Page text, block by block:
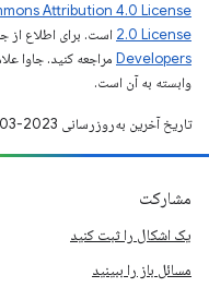
Attribution 4.0 License
2.0 License است. برای اطلاع از
Developers‏
وابسته به آن است.
تاریخ آخرین به‌روزرسانی 2023-03-09 به‌وقت ساعت هماهنگ جهانی.
مشارکت
یک اشکال را ثبت کنید
مسائل باز را ببینید